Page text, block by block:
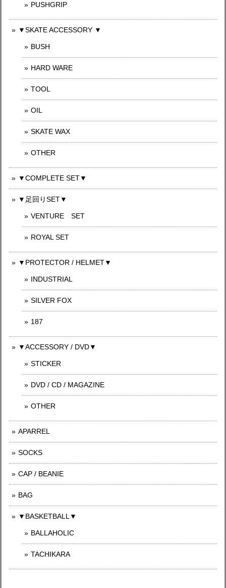
PUSHGRIP
▼SKATE ACCESSORY ▼
BUSH
HARD WARE
TOOL
OIL
SKATE WAX
OTHER
▼COMPLETE SET▼
▼足回りSET▼
VENTURE SET
ROYAL SET
▼PROTECTOR / HELMET▼
INDUSTRIAL
SILVER FOX
187
▼ACCESSORY / DVD▼
STICKER
DVD / CD / MAGAZINE
OTHER
APARREL
SOCKS
CAP / BEANIE
BAG
▼BASKETBALL▼
BALLAHOLIC
TACHIKARA